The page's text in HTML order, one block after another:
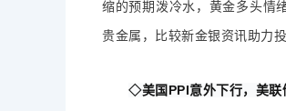
缩的预期泼冷水，黄金多头情
贵金属，比较新金银资讯助力
◇美国PPI意外下行，美联